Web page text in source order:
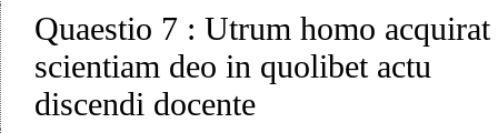
Quaestio 7 : Utrum homo acquirat
scientiam deo in quolibet actu
discendi docente